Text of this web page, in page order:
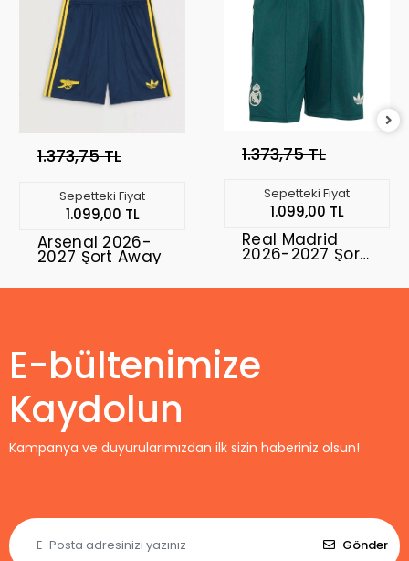
1.373,75 TL
Sepetteki Fiyat
1.099,00 TL
Arsenal 2026-
2027 Şort Away
1.373,75 TL
Sepetteki Fiyat
1.099,00 TL
Real Madrid
2026-2027 Şort
E-bültenimize
Kaydolun
Kampanya ve duyurularımızdan ilk sizin haberiniz olsun!
Gönder